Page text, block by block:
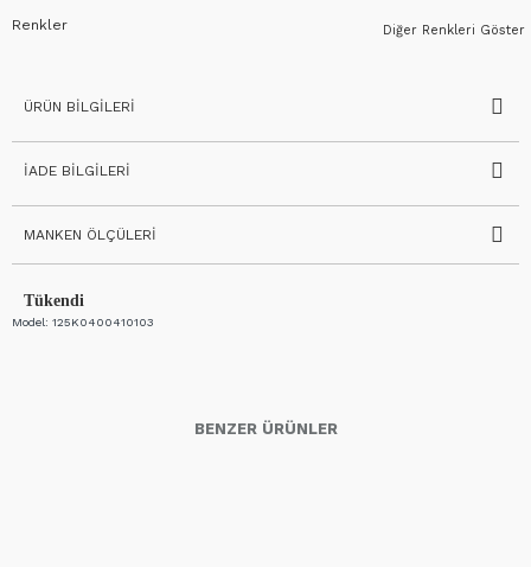
Tükendi
Model: 125K0400410103
Diğer Renkleri Göster
Renkler
ÜRÜN BILGILERI
İADE BILGILERI
MANKEN ÖLÇÜLERI
BENZER ÜRÜNLER